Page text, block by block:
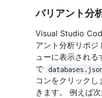
バリアント分
Visual Studio
アント分析リポ
ューに表示され
で
コンをクリック
きます。 例えば次